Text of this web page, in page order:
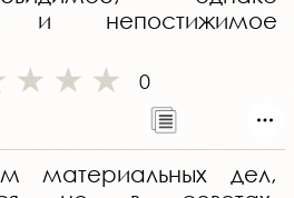
и непостижимое
0
материальных дел,